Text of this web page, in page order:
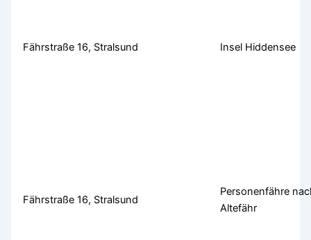
Fährstraße 16, Stralsund Insel Hiddensee
Fährstraße 16, Stralsund
Personenfähre
Altefähr